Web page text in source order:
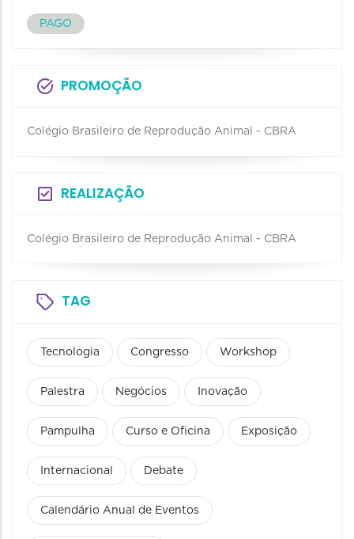
PAGO
PROMOÇÃO
Colégio Brasileiro de Reprodução Animal - CBRA
REALIZAÇÃO
Colégio Brasileiro de Reprodução Animal - CBRA
TAG
Tecnologia Congresso Workshop
Palestra Negócios Inovação
Pampulha Curso e Oficina Exposição
Internacional Debate
Calendário Anual de Eventos